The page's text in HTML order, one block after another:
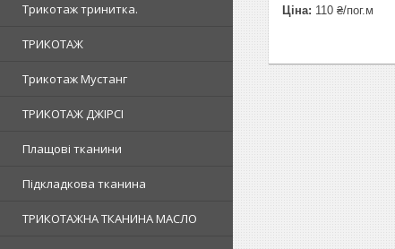
Трикотаж тринитка.
ТРИКОТАЖ
Трикотаж Мустанг
ТРИКОТАЖ ДЖІРСІ
Плащові тканини
Підкладкова тканина
ТРИКОТАЖНА ТКАНИНА МАСЛО
Ціна: 110 ₴/пог.м